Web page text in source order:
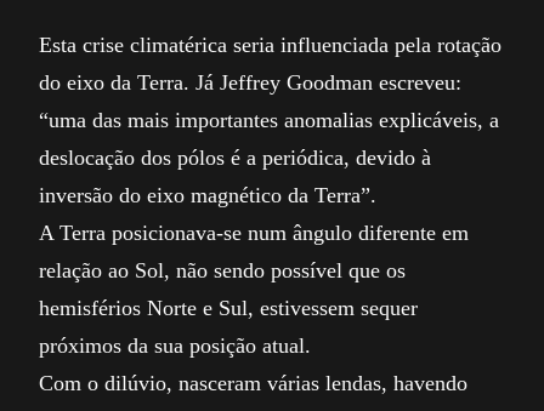
Esta crise climatérica seria influenciada pela rotação
do eixo da Terra. Já Jeffrey Goodman escreveu:
“uma das mais importantes anomalias explicáveis, a
deslocação dos pólos é a periódica, devido à
inversão do eixo magnético da Terra”.
A Terra posicionava-se num ângulo diferente em
relação ao Sol, não sendo possível que os
hemisférios Norte e Sul, estivessem sequer
próximos da sua posição atual.
Com o dilúvio, nasceram várias lendas, havendo